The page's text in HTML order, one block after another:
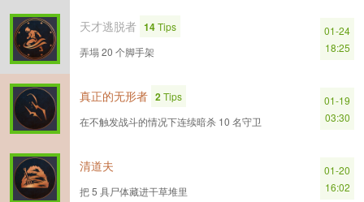
天才逃脱者 14Tips
弄塌 20 个脚手架
01-24
18:25
真正的无形者 2Tips
在不触发战斗的情况下连续暗杀 10 名守卫
01-19
03:30
清道夫
把 5 具尸体藏进干草堆里
01-20
16:02